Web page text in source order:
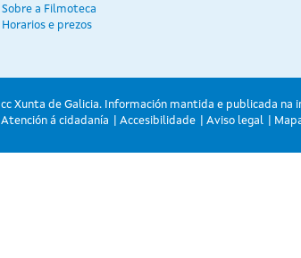
Sobre a Filmoteca
Horarios e prezos
cc Xunta de Galicia. Información mantida e publicada
Atención á cidadanía
Accesibilidade Aviso legal